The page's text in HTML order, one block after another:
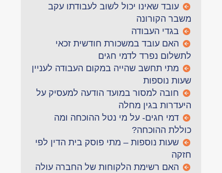
עובד שאינו יכול לשוב לעבודתו עקב
משבר הקורונה
בגדי העבודה
האם עובד במשכורת חודשית זכאי
לתשלום נפרד לדמי חגים
מתי תחשב שהייה במקום העבודה לעניין
שעות נוספות
חובה למסור במועד הודעה למעסיק על
היעדרות בגין מחלה
דמי חגים- על מי נטל ההוכחה ומה
כוללת ההוכחה?
שעות נוספות – מתי פוסק בית הדין לפי
חזקה
האם רשימת הלקוחות של החברה עולה